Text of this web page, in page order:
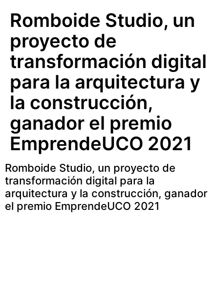
Romboide Studio, un
proyecto de
transformación digital
para la arquitectura y
la construcción,
ganador el premio
EmprendeUCO 2021
Romboide Studio, un proyecto de
transformación digital para la
arquitectura y la construcción, ganador
el premio EmprendeUCO 2021